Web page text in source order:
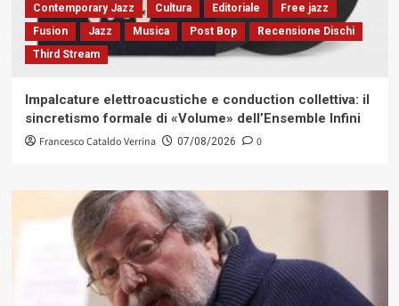
Contemporary Jazz Cultura Editoriale
Free jazz
Fusion
Jazz Musica Post Bop
Recensione Dischi
Third Stream
Impalcature elettroacustiche e conduction collettiva: il
sincretismo formale di «Volume» dell’Ensemble Infini
Francesco Cataldo Verrina 07/08/2026 0